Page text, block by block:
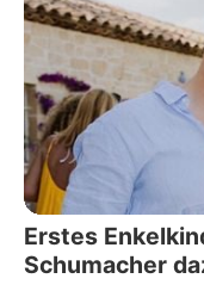
Erstes
Schumacher